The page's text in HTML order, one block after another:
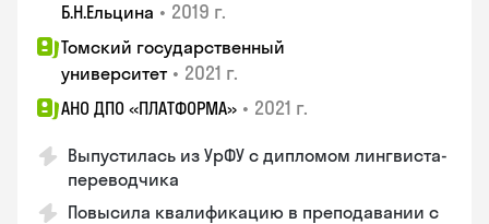
Б.Н.Ельцина • 2019 г.
Томский государственный
университет • 2021 г.
АНО ДПО «ПЛАТФОРМА» • 2021 г.
Выпустилась из УрФУ с дипломом лингвиста-
переводчика
Повысила квалификацию в преподавании с